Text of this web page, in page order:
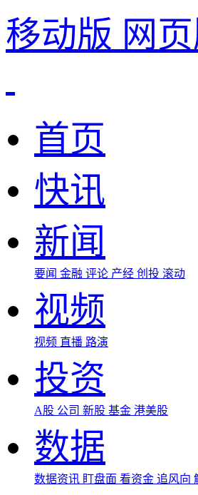
移动版 网
首页
快讯
新闻
要闻 金融 评论 产经 创投 滚动
视频
视频 直播 路演
投资
A股 公司 新股 基金 港美股
数据
数据资讯 盯盘面 看资金 追风向